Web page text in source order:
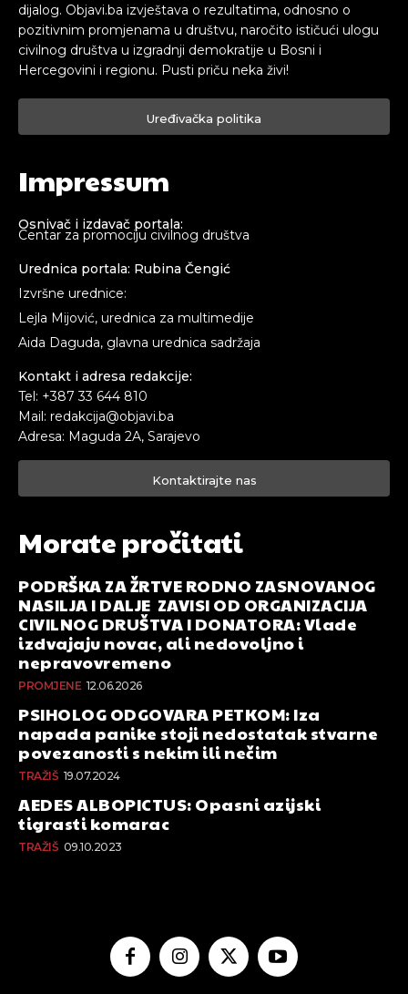
dijalog. Objavi.ba izvještava o rezultatima, odnosno o
pozitivnim promjenama u društvu, naročito ističući ulogu
civilnog društva u izgradnji demokratije u Bosni i
Hercegovini i regionu. Pusti priču neka živi!
Uređivačka politika
Impressum
Osnivač i izdavač portala:
Centar za promociju civilnog društva
Urednica portala: Rubina Čengić
Izvršne urednice:
Lejla Mijović, urednica za multimedije
Aida Daguda, glavna urednica sadržaja
Kontakt i adresa redakcije:
Tel: +387 33 644 810
Mail: redakcija@objavi.ba
Adresa: Maguda 2A, Sarajevo
Kontaktirajte nas
Morate pročitati
PODRŠKA ZA ŽRTVE RODNO ZASNOVANOG
NASILJA I DALJE ZAVISI OD ORGANIZACIJA
CIVILNOG DRUŠTVA I DONATORA: Vlade
izdvajaju novac, ali nedovoljno i
nepravovremeno
PROMJENE 12.06.2026
PSIHOLOG ODGOVARA PETKOM: Iza
napada panike stoji nedostatak stvarne
povezanosti s nekim ili nečim
TRAŽIŠ 19.07.2024
AEDES ALBOPICTUS: Opasni azijski
tigrasti komarac
TRAŽIŠ 09.10.2023